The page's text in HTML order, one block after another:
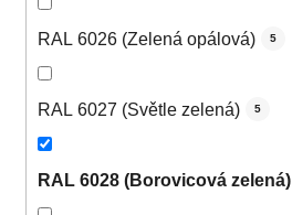
RAL 6026 (Zelená opálová) 5
RAL 6027 (Světle zelená) 5
RAL 6028 (Borovicová zelená)